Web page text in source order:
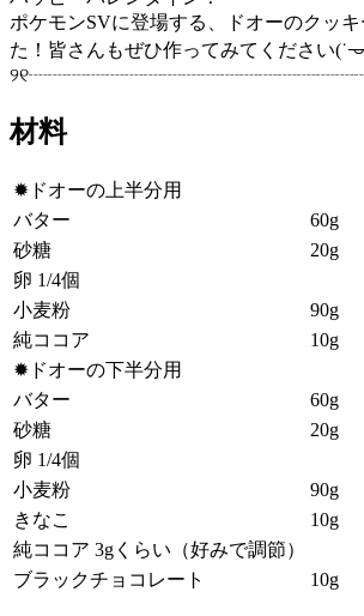
ポケモンSVに登場する、ドオーのクッ
た！皆さんもぜひ作ってみてください
材料
✹‪ドオーの上半分用
バター
60g
砂糖
20g
卵 1/4個
小麦粉
90g
純ココア
10g
✹ドオーの下半分用
バター
60g
砂糖
20g
卵 1/4個
小麦粉
90g
きなこ
10g
純ココア 3gくらい（好みで調節）
ブラックチョコレート
10g